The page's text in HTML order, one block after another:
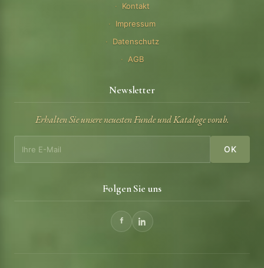
Kontakt
Impressum
Datenschutz
AGB
Newsletter
Erhalten Sie unsere neuesten Funde und Kataloge vorab.
OK
Folgen Sie uns